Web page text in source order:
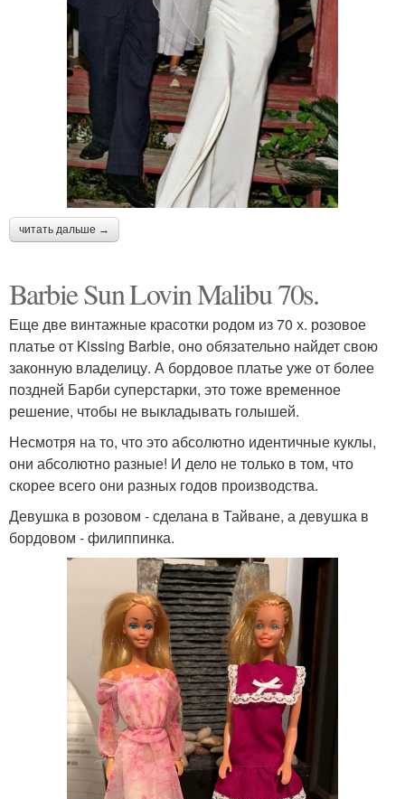
читать дальше →
Barbie Sun Lovin Malibu 70s.
Еще две винтажные красотки родом из 70 х. розовое
платье от Kissing Barbie, оно обязательно найдет свою
законную владелицу. А бордовое платье уже от более
поздней Барби суперстарки, это тоже временное
решение, чтобы не выкладывать голышей.
Несмотря на то, что это абсолютно идентичные куклы,
они абсолютно разные! И дело не только в том, что
скорее всего они разных годов производства.
Девушка в розовом - сделана в Тайване, а девушка в
бордовом - филиппинка.